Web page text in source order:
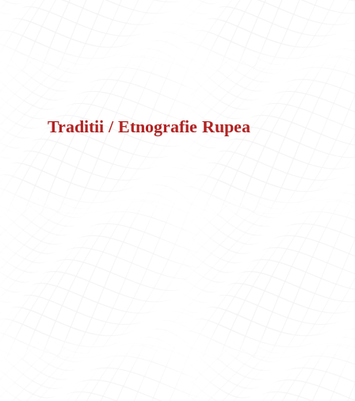
Traditii / Etnografie Rupea